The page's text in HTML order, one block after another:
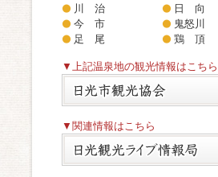
川 治
日 向
今 市
鬼怒川
足 尾
鶏 頂
▼上記温泉地の観光情報はこちら
▼関連情報はこちら